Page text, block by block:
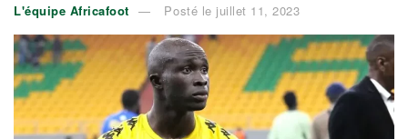
L'équipe Africafoot Posté le juillet 11, 2023